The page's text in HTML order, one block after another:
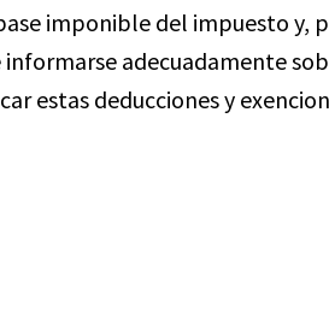
imponible del impuesto y,
adecuadamente
estas deducciones y